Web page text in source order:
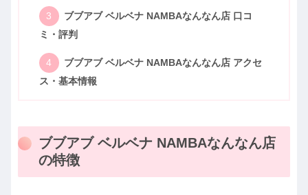
ブブアブ ベルベナ NAMBAなんなん店 口コ
ミ・評判
ブブアブ ベルベナ NAMBAなんなん店 アクセ
ス・基本情報
ブブアブ ベルベナ NAMBAなんなん店
の特徴